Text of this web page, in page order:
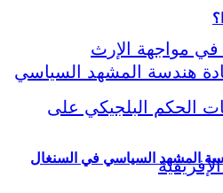
المشهد السياسي في السنغال